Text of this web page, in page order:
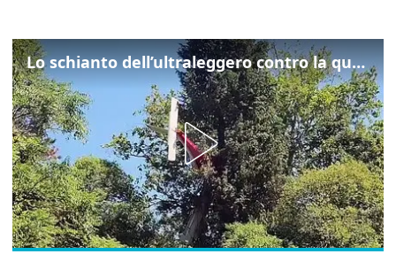
Lo schianto dell’ultraleggero contro la quercia: cosa è successo a Rivarotta